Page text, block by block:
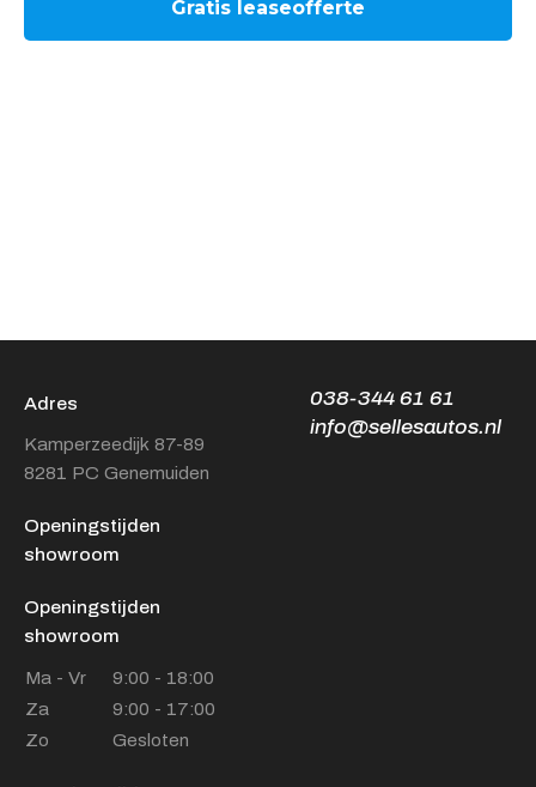
Adres
Kamperzeedijk 87-89
8281 PC Genemuiden
038-344 61 61
info@sellesautos.nl
Openingstijden
showroom
Openingstijden
showroom
Ma - Vr
9:00 - 18:00
Za
9:00 - 17:00
Zo
Gesloten